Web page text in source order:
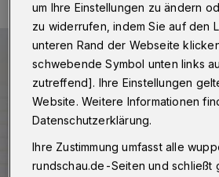
um Ihre Einstellungen zu ändern
zu widerrufen, indem Sie auf den
unteren Rand der Webseite
schwebende Symbol unten links
zutreffend]. Ihre Einstellungen
Website. Weitere Informationen
Datenschutzerklärung.
Ihre Zustimmung umfasst alle
rundschau.de-Seiten und schließt